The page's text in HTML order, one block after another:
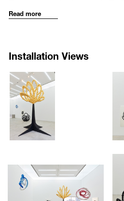
beads, as a space reflective of a private
the late-2000s, the artist has further
glass became his primary medium.
For his solo exhibition at Kukje Gallery,
presenting a new series of sculptures
lotus flower. Moved by his experience of
travels around Korea, Othoniel chose
symbolism of perfection, truth, and
Gallery has given the artist an
philosophical and spiritual meaning of
nature.
Installed throughout K3, the sculptures
evoke a radical and abstract
되는 독특하고 역설적인 성질을 지닌 재
인의 사적인 역사를 반추하는 대상으로
기존과 다른 방식으로 보다 추상적이며
현한 유리조각 설치를 진행하였다. 이 시
슬을 주재료로 다루기 시작했는데, 그 대
을 기반으로 한 인간의 욕망과 잠재의식
(Lacan’s Knot)>(2009) 연작들이 있다.
특별히 이번 국제갤러리 개인전은 작가
요하게 탐구되는 ‘꽃’을 주제로 하며, 나
(문화적, 종교적) 의미에 대해 많은 영감을
대표적인 전시작품인 <검은 연꽃 (Black
시인 보들레르의 ‘악의 꽃’ 과 랭보의 ‘보
Read more
Installation Views
1618
/upload/installations/
/
/upload/installations/